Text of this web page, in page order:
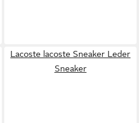
Lacoste lacoste Sneaker Leder
Sneaker